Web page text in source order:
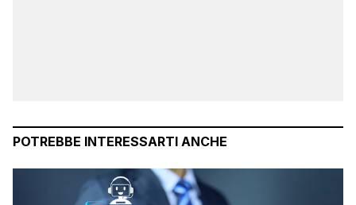
POTREBBE INTERESSARTI ANCHE